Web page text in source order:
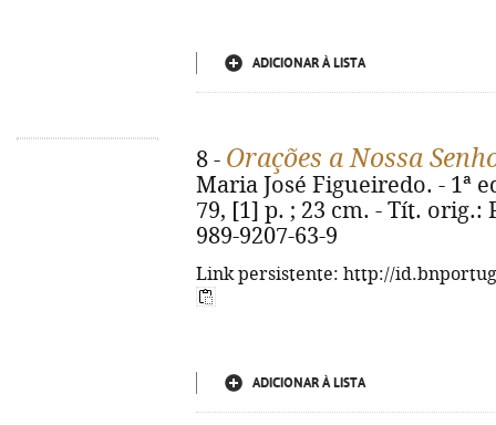
ADICIONAR À LISTA
8 - Orações a Nossa
Maria José Figueiredo. - 1ª
79, [1] p. ; 23 cm. - Tít. orig.:
989-9207-63-9
Link persistente: http://
ADICIONAR À LISTA